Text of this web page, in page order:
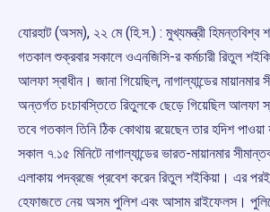
যোরহাট (অসম), ২২ মে (হি.স.) : মুখ্যমন্ত্রী হিমন্তবিশ্ব
গতকাল শুক্রবার সকালে ওএনজিসি-র কর্মচারী রিতুল
আলফা স্বাধীন। জানা গিয়েছিল, নাগাল্যান্ডের মায়ানমার
অন্তর্গত চংচাবস্তিতে রিতুলকে ছেড়ে গিয়েছিল আলফা
তবে গতকাল তিনি ঠিক কোথায় রয়েছেন তার হদিশ
সকাল ৭.১৫ মিনিটে নাগাল্যান্ডের ভারত-মায়ানমার
এলাকায় পদব্রজে প্রবেশ করেন রিতুল শইকিয়া। এর পরই
হেফাজতে নেয় অসম পুলিশ এবং আসাম রাইফেলস।